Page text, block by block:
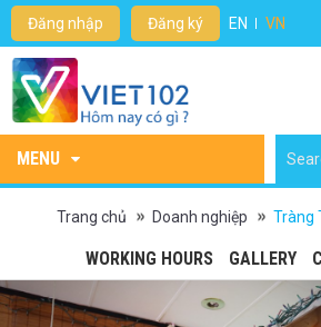
Đăng nhập Đăng ký EN VN
MENU
Trang chủ Doanh nghiệp Tràng
WORKING HOURS GALLERY